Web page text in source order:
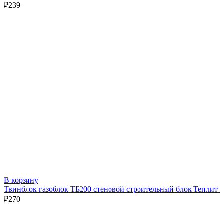
₽239
В корзину
Твинблок газоблок ТБ200 стеновой строительный блок Теплит
₽270